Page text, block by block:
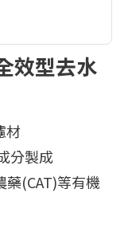
效型去水
材
分製成
(CAT)等有機